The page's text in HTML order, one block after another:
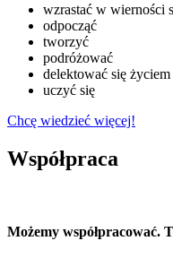
wzrastać w wierności
odpocząć
tworzyć
podróżować
delektować się życiem
uczyć się
Chcę wiedzieć więcej!
Współpraca
Możemy współpracować.